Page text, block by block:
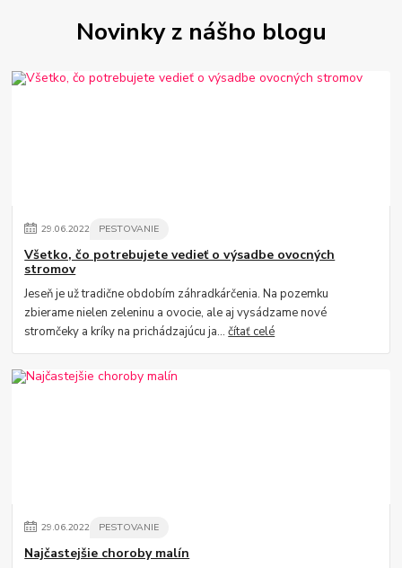
Novinky z nášho blogu
29.06.2022 PESTOVANIE
Všetko, čo potrebujete vedieť o výsadbe ovocných
stromov
Jeseň je už tradične obdobím záhradkárčenia. Na pozemku
zbierame nielen zeleninu a ovocie, ale aj vysádzame nové
stromčeky a kríky na prichádzajúcu ja...čítať celé
29.06.2022 PESTOVANIE
Najčastejšie choroby malín